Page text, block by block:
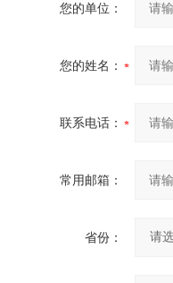
您的单位：
您的姓名：
联系电话：
常用邮箱：
省份：